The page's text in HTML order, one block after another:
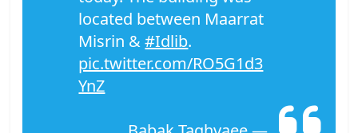
located between Maarrat
Misrin &#Idlib.
pic.twitter.com/RO5G1d3
YnZ